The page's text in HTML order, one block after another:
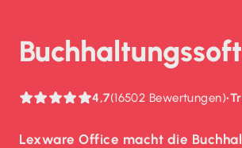
4,7(16502 Bewertungen)•
Lexware Office macht die